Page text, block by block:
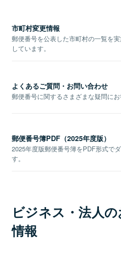
市町村変更情報
郵便番号を公表した市町村の一覧を
しています。
よくあるご質問・お問い合わせ
郵便番号に関するさまざまな疑問にお
郵便番号簿PDF（2025年度版）
2025年度版郵便番号簿をPDF形式で
す。
ビジネス・法人
情報